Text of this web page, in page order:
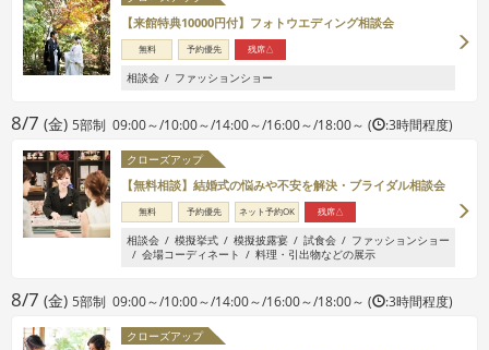
【来館特典10000円付】フォトウエディング相談会
無料 予約優先 残席△
相談会 ファッションショー
8/7 (金) 5部制 09:00～/10:00～/14:00～/16:00～/18:00～ ( :3時間程度)
クローズアップ
【無料相談】結婚式の悩みや不安を解決・ブライダル相談会
無料 予約優先 ネット予約OK 残席△
相談会 模擬挙式 模擬披露宴 試食会
ファッションショー
会場コーディネート
料理・引出物などの展示
8/7 (金) 5部制 09:00～/10:00～/14:00～/16:00～/18:00～ ( :3時間程度)
クローズアップ